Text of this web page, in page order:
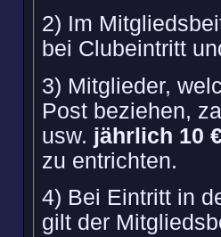
2) Im
bei Clubeintritt
3) Mitglieder,
Post beziehen,
usw. jährlich 10
zu entrichten.
4) Bei Eintritt in
gilt der